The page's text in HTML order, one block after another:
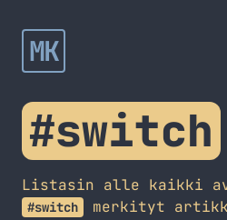
MK
#switch
Listasin alle kaikki
#switch
merkityt